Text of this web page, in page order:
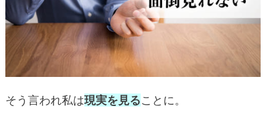
そう言われ私は現実を見ることに。